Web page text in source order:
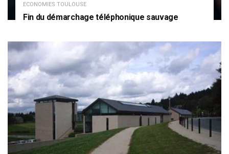
ECONOMIES TOULOUSE
Fin du démarchage téléphonique sauvage